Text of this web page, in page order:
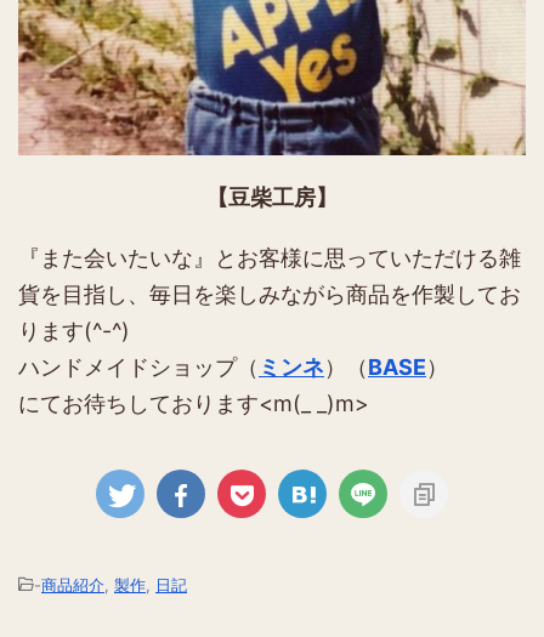
【豆柴工房】
『また会いたいな』とお客様に思っていただける雑
貨を目指し、毎日を楽しみながら商品を作製してお
ります(^-^)
ハンドメイドショップ（ ミンネ）（BASE）
にてお待ちしております<m(_ _)m>
-商品紹介 製作 日記